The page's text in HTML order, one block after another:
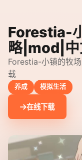
Forestia-
略|mod|中
Forestia-小镇的牧
载
养成 模拟生活
在线下载